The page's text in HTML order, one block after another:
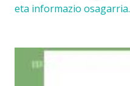
eta informazio osagarria.